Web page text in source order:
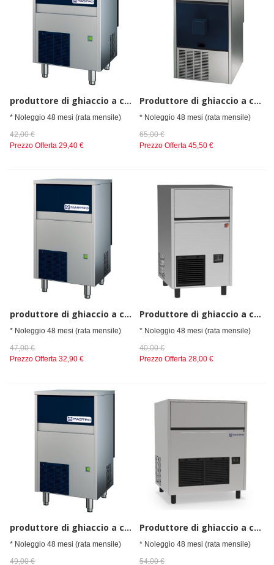
produttore di ghiaccio a cubetti, raffreddamento ad aria, 37 kg/24 h
* Noleggio 48 mesi (rata mensile)
42,00 €
Prezzo Offerta 29,40 €
Produttore di ghiaccio a cubetti, raffreddamento ad aria, 42 kg/24 h
* Noleggio 48 mesi (rata mensile)
65,00 €
Prezzo Offerta 45,50 €
produttore di ghiaccio a cubetti, raffreddamento ad aria, 46 kg/24 h
* Noleggio 48 mesi (rata mensile)
47,00 €
Prezzo Offerta 32,90 €
Produttore di ghiaccio a cubetti, raffreddamento ad aria, 47 kg/24 h
* Noleggio 48 mesi (rata mensile)
40,00 €
Prezzo Offerta 28,00 €
produttore di ghiaccio a cubetti, raffreddamento ad aria, 53 kg/24 h
* Noleggio 48 mesi (rata mensile)
49,00 €
Produttore di ghiaccio a cubetti, raffreddamento ad aria, 67 kg/24 h 738x600mm
* Noleggio 48 mesi (rata mensile)
54,00 €